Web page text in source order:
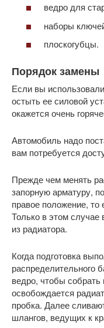
ведро для
наборы
плоскогубцы.
Порядок замены
Если вы
остыть ее силовой
окажется очень
Автомобиль надо
вам потребуется
Прежде чем менять
запорную арматуру,
правое положение, то
Только в этом
из радиатора.
Когда подготовка
распределительного
ведро, чтобы
освобождается
пробка. Далее
шлангов, ведущих к